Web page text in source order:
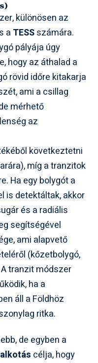
különösen az
a TESSszámára.
pályája úgy
hogy az áthalad a
rövid időre kitakarja
ami a csillag
mérhető
az
következtetni
míg a tranzitok
Ha egy bolygót a
is detektáltak, akkor
és a radiális
segítségével
ami alapvető
(kőzetbolygó,
tranzit módszer
ha a
áll a Földhöz
ritka.
de egyben a
célja, hogy